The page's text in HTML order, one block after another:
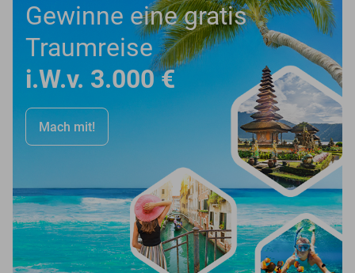
Gewinne eine gratis
Traumreise
i.W.v. 3.000 €
Mach mit!